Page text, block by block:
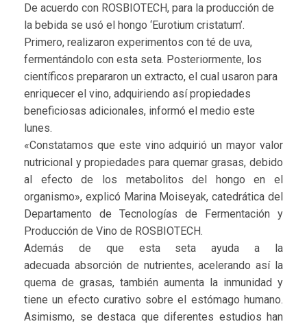
De acuerdo con ROSBIOTECH, para la producción de
la bebida se usó el hongo ‘Eurotium cristatum’.
Primero, realizaron experimentos con té de uva,
fermentándolo con esta seta. Posteriormente, los
científicos prepararon un extracto, el cual usaron para
enriquecer el vino, adquiriendo así propiedades
beneficiosas adicionales, informó el medio este
lunes.
«Constatamos que este vino adquirió un mayor valor
nutricional y propiedades para quemar grasas, debido
al efecto de los metabolitos del hongo en el
organismo», explicó Marina Moiseyak, catedrática del
Departamento de Tecnologías de Fermentación y
Producción de Vino de ROSBIOTECH.
Además de que esta seta ayuda a la
adecuada absorción de nutrientes, acelerando así la
quema de grasas, también aumenta la inmunidad y
tiene un efecto curativo sobre el estómago humano.
Asimismo, se destaca que diferentes estudios han